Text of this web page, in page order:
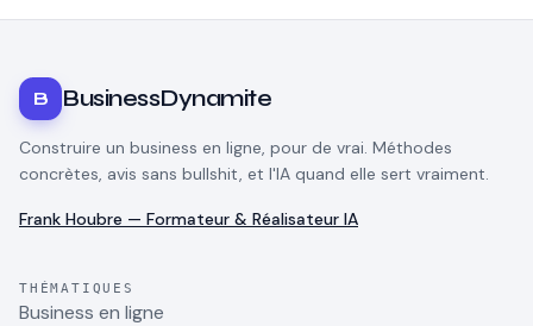
B BusinessDynamite
Construire un business en ligne, pour de vrai. Méthodes
concrètes, avis sans bullshit, et l'IA quand elle sert vraiment.
Frank Houbre — Formateur & Réalisateur IA
THÉMATIQUES
Business en ligne